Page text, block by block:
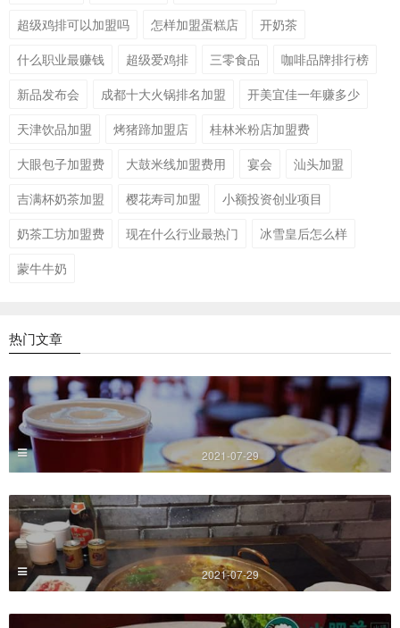
超级鸡排可以加盟吗
怎样加盟蛋糕店
开奶茶
什么职业最赚钱
超级爱鸡排 三零食品
咖啡品牌排行榜
新品发布会
成都十大火锅排名加盟
开美宜佳一年赚多少
天津饮品加盟
烤猪蹄加盟店
桂林米粉店加盟费
大眼包子加盟费
大鼓米线加盟费用 宴会
汕头加盟
吉满杯奶茶加盟
樱花寿司加盟
小额投资创业项目
奶茶工坊加盟费
现在什么行业最热门
冰雪皇后怎么样
蒙牛牛奶
热门文章
2021-07-29
2021-07-29